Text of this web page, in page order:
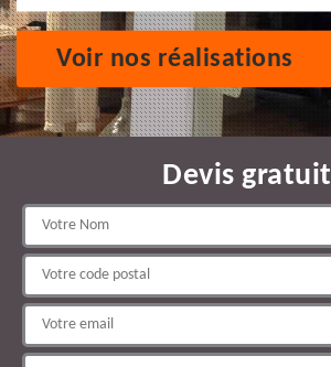
Voir nos réalisations
Devis gratuit